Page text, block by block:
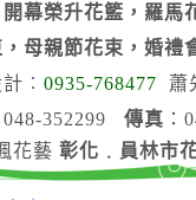
幕榮升花籃，羅馬
母親節花束，婚禮
︰ 0935-768477 蕭
048-352299 傳真 ：
花藝 彰化﹒員林市